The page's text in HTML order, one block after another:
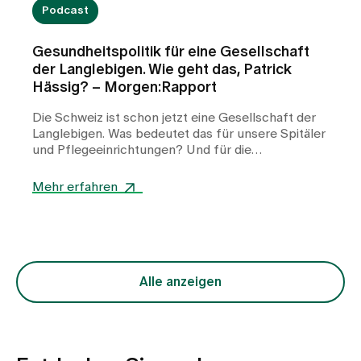
Podcast
Gesundheitspolitik für eine Gesellschaft
der Langlebigen. Wie geht das, Patrick
Hässig? – Morgen:Rapport
Die Schweiz ist schon jetzt eine Gesellschaft der
Langlebigen. Was bedeutet das für unsere Spitäler
und Pflegeeinrichtungen? Und für die
was es morgen braucht, damit die
Mehr erfahren
Alle anzeigen